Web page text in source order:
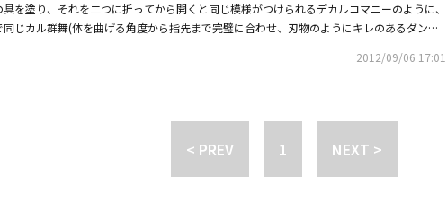
た。を塗り、それを二つに折ってから開くと同じ模様がつけられるデカルコマニーのように、
同じカル群舞(体を曲げる角度から指先まで完璧に合わせ、刃物のようにキレのあるダンス)
を発売したTastyがその主人公だ。兄弟は初舞台前日、なかなか眠れないその夜に睡眠薬一
と、側にいるもう一人の人が面白くて真似するなかでこうなった」と言い、もっぱら歌手の
年を背景にするドラマの人気とともに再度関心を受けている第1世代アイドルグループのH.
女子高生だけのアイドルではなかった。双子の兄弟は、小学校時代にテレビでH.O.Tを見て、
2012/09/06 17:01
< PREV 1 NEXT >